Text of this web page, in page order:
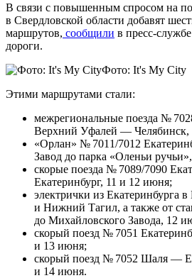
В связи с повышенным спросом на
в Свердловской области добавят
маршрутов, сообщили в пресс-
дороги.
Фото: It's My City
Этими маршрутами стали:
межрегиональные поезда №
Верхний Уфалей — Челябинск,
«Орлан» № 7011/7012
Завод до парка «Оленьи
скорые поезда № 7089/7090
Екатеринбург, 11 и 12 июня;
электрички из Екатеринбурга
и Нижний Тагил, а также от
до Михайловского Завода, 12
скорый поезд № 7051
и 13 июня;
скорый поезд № 7052 Шаля —
и 14 июня.